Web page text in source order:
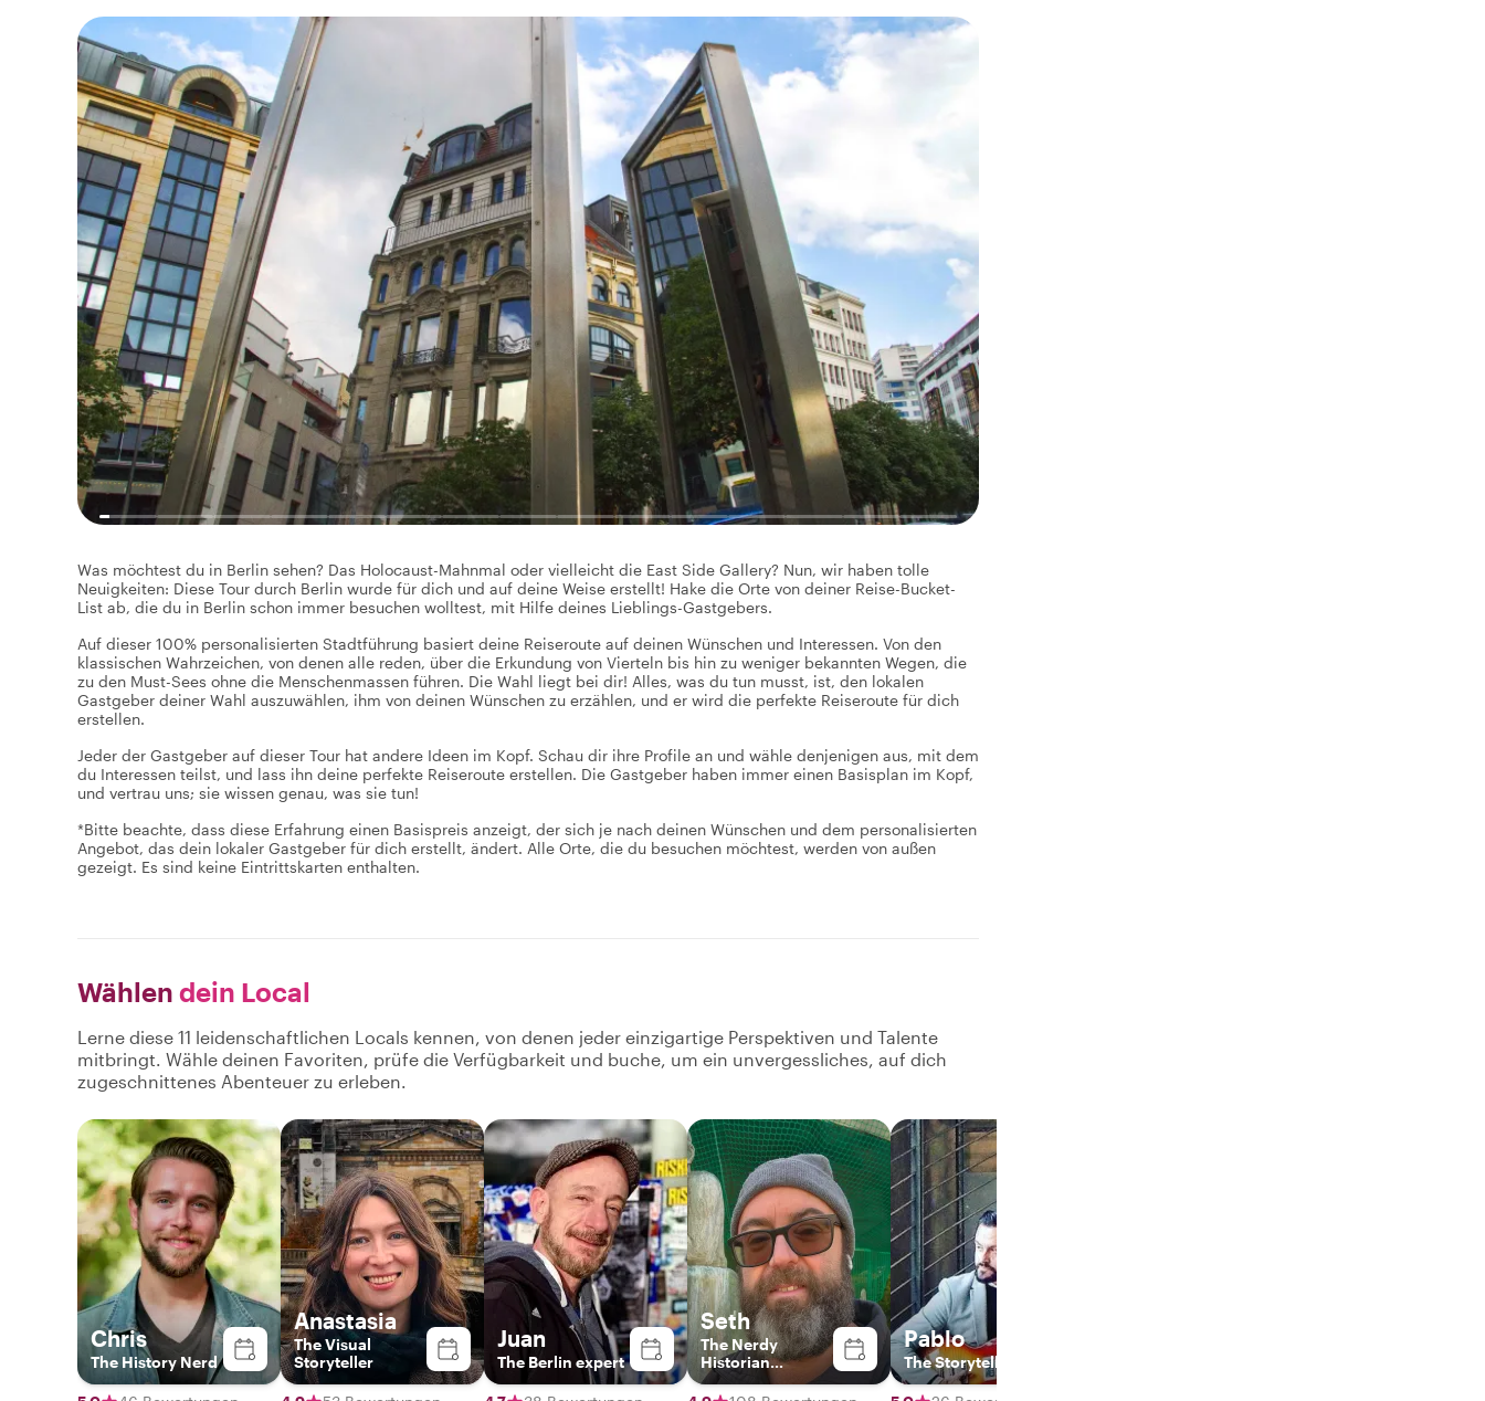
Was möchtest du in Berlin sehen? Das Holocaust-Mahnmal oder vielleicht die East Side Gallery? Nun, wir haben tolle
Neuigkeiten: Diese Tour durch Berlin wurde für dich und auf deine Weise erstellt! Hake die Orte von deiner Reise-Bucket-
List ab, die du in Berlin schon immer besuchen wolltest, mit Hilfe deines Lieblings-Gastgebers.
Auf dieser 100% personalisierten Stadtführung basiert deine Reiseroute auf deinen Wünschen und Interessen. Von den
klassischen Wahrzeichen, von denen alle reden, über die Erkundung von Vierteln bis hin zu weniger bekannten Wegen, die
zu den Must-Sees ohne die Menschenmassen führen. Die Wahl liegt bei dir! Alles, was du tun musst, ist, den lokalen
Gastgeber deiner Wahl auszuwählen, ihm von deinen Wünschen zu erzählen, und er wird die perfekte Reiseroute für dich
erstellen.
Jeder der Gastgeber auf dieser Tour hat andere Ideen im Kopf. Schau dir ihre Profile an und wähle denjenigen aus, mit dem
du Interessen teilst, und lass ihn deine perfekte Reiseroute erstellen. Die Gastgeber haben immer einen Basisplan im Kopf,
und vertrau uns; sie wissen genau, was sie tun!
*Bitte beachte, dass diese Erfahrung einen Basispreis anzeigt, der sich je nach deinen Wünschen und dem personalisierten
Angebot, das dein lokaler Gastgeber für dich erstellt, ändert. Alle Orte, die du besuchen möchtest, werden von außen
gezeigt. Es sind keine Eintrittskarten enthalten.
Wählen dein Local
Lerne diese 11 leidenschaftlichen Locals kennen, von denen jeder einzigartige Perspektiven und Talente
mitbringt. Wähle deinen Favoriten, prüfe die Verfügbarkeit und buche, um ein unvergessliches, auf dich
zugeschnittenes Abenteuer zu erleben.
Chris
The History Nerd
Anastasia
The Visual
Storyteller
Juan
The Berlin expert
Seth
The Nerdy
Historian
(redundant?)
Pablo
The Storyteller